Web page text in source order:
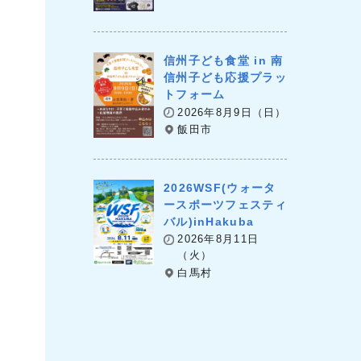
信州子ども食堂 in 南
信州子ども応援プラッ
トフォーム
2026年8月9日（日）
飯田市
2026WSF(ウォータ
ースポーツフェスティ
バル)inHakuba
2026年8月11日
（火）
白馬村